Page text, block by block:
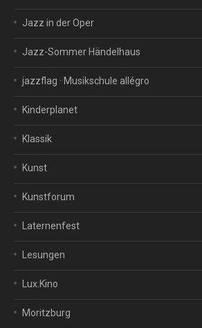
Jazz in der Oper
Jazz-Sommer Händelhaus
jazzflag · Musikschule allégro
Kinderplanet
Klassik
Kunst
Kunstforum
Laternenfest
Lesungen
Lux.Kino
Moritzburg